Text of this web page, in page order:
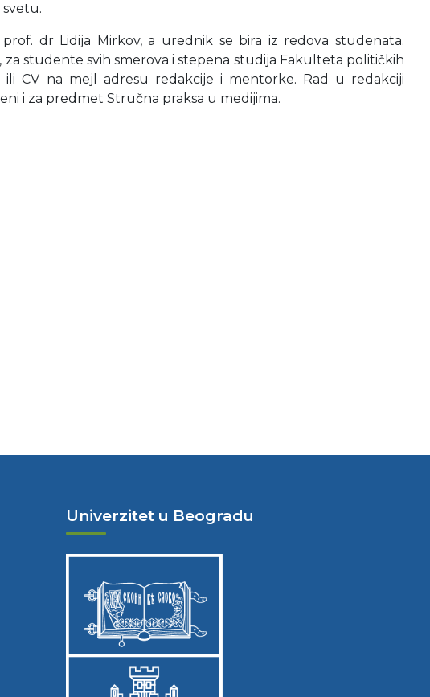
dr Lidija Mirkov, a urednik se bira iz redova studenata.
studente svih smerova i stepena studija Fakulteta političkih
CV na mejl adresu redakcije i mentorke. Rad u redakciji
i za predmet Stručna praksa u medijima.
Univerzitet u Beogradu